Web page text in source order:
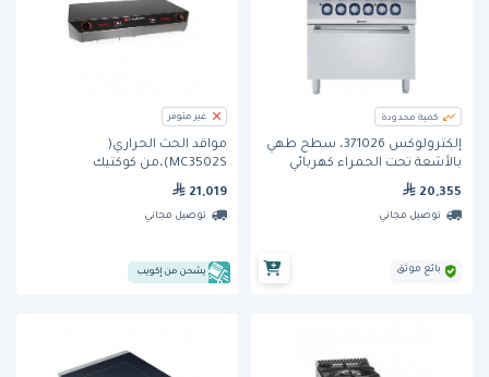
كمية محدودة
إلكترولوكس 371026، سطح طهي
بالأشعة تحت الحمراء كهربائي
واحد فوق فرن كهربائي، عرض
800 مم
20,355
توصيل مجاني
بائع موثق
غير متوفر
مواقد الحث الحراري(
MC3502S)،من كوكتيك
21,019
توصيل مجاني
يشحن من إكويب